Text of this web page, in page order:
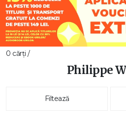
0 cărți /
Philippe
Filtează